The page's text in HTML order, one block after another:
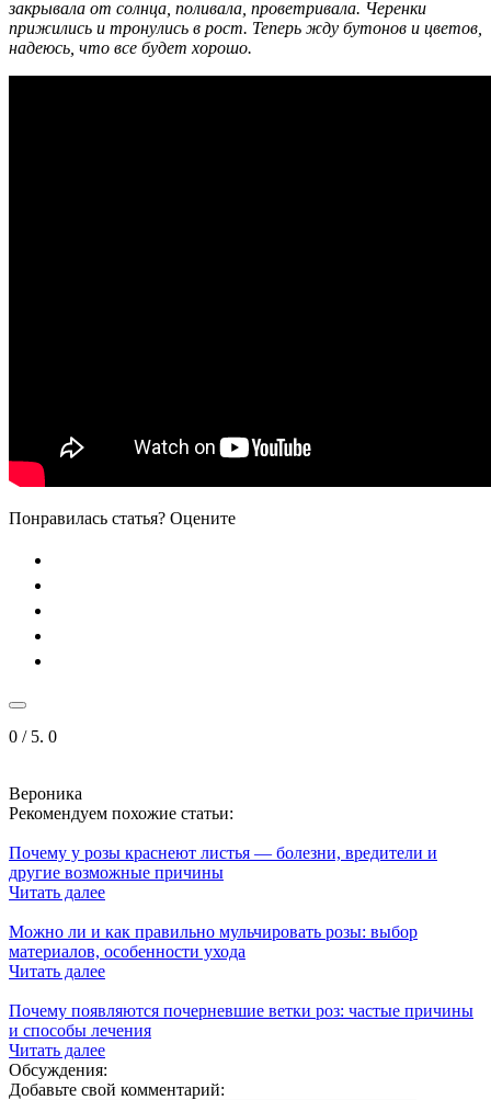
закрывала от солнца, поливала, проветривала. Черенки
прижились и тронулись в рост. Теперь жду бутонов и цветов,
надеюсь, что все будет хорошо.
Понравилась статья? Оцените
0 / 5. 0
Вероника
Рекомендуем похожие статьи:
Почему у розы краснеют листья — болезни, вредители и
другие возможные причины
Читать далее
Можно ли и как правильно мульчировать розы: выбор
материалов, особенности ухода
Читать далее
Почему появляются почерневшие ветки роз: частые причины
и способы лечения
Читать далее
Обсуждения:
Добавьте свой комментарий: